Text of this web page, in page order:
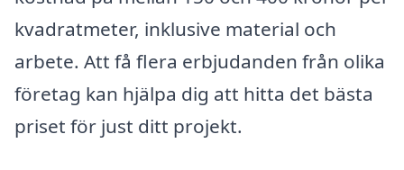
kvadratmeter, inklusive material och
arbete. Att få flera erbjudanden från olika
företag kan hjälpa dig att hitta det bästa
priset för just ditt projekt.